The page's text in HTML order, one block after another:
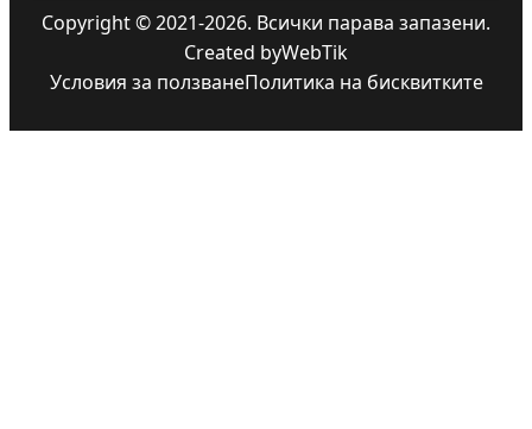
Copyright © 2021-2026. Всички парава запазени.
Created byWebTik
Условия за ползванеПолитика на бисквитките